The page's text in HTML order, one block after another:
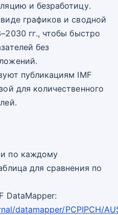
и безработицу.
графиков и сводной
гг., чтобы быстро
без
публикациям IMF
для количественного
по каждому
для сравнения по
DataMapper:
datamapper/PCPIPCH/